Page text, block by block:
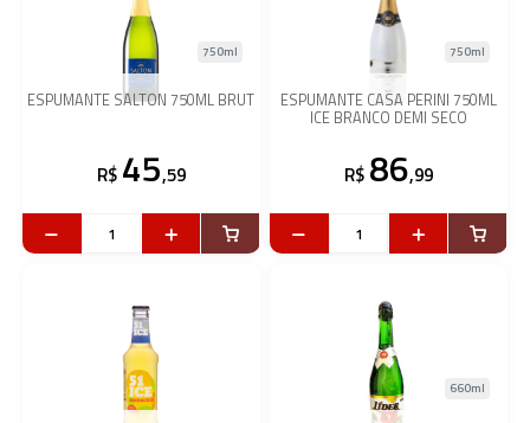
ESPUMANTE SALTON 750ML BRUT
750ml
R$ 45,59
ESPUMANTE CASA PERINI 750ML
ICE BRANCO DEMI SECO
750ml
R$ 86,99
660ml